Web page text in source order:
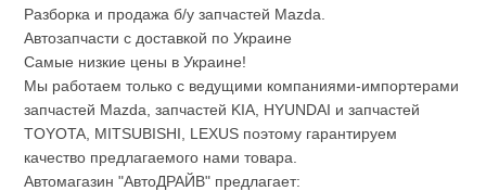
Разборка и продажа б/у запчастей Mazda.
Автозапчасти с доставкой по Украине
Самые низкие цены в Украине!
Мы работаем только с ведущими компаниями-импортерами
запчастей Mazda, запчастей KIA, HYUNDAI и запчастей
TOYOTA, MITSUBISHI, LEXUS поэтому гарантируем
качество предлагаемого нами товара.
Автомагазин "АвтоДРАЙВ" предлагает: